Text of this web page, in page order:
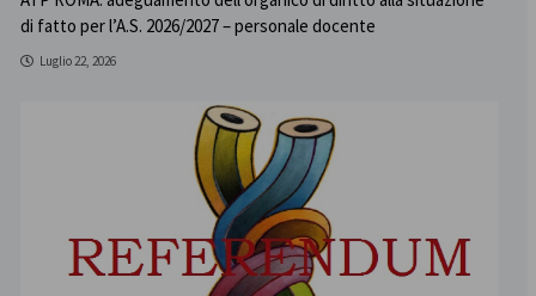
di fatto per l’A.S. 2026/2027 – personale docente
Luglio 22, 2026